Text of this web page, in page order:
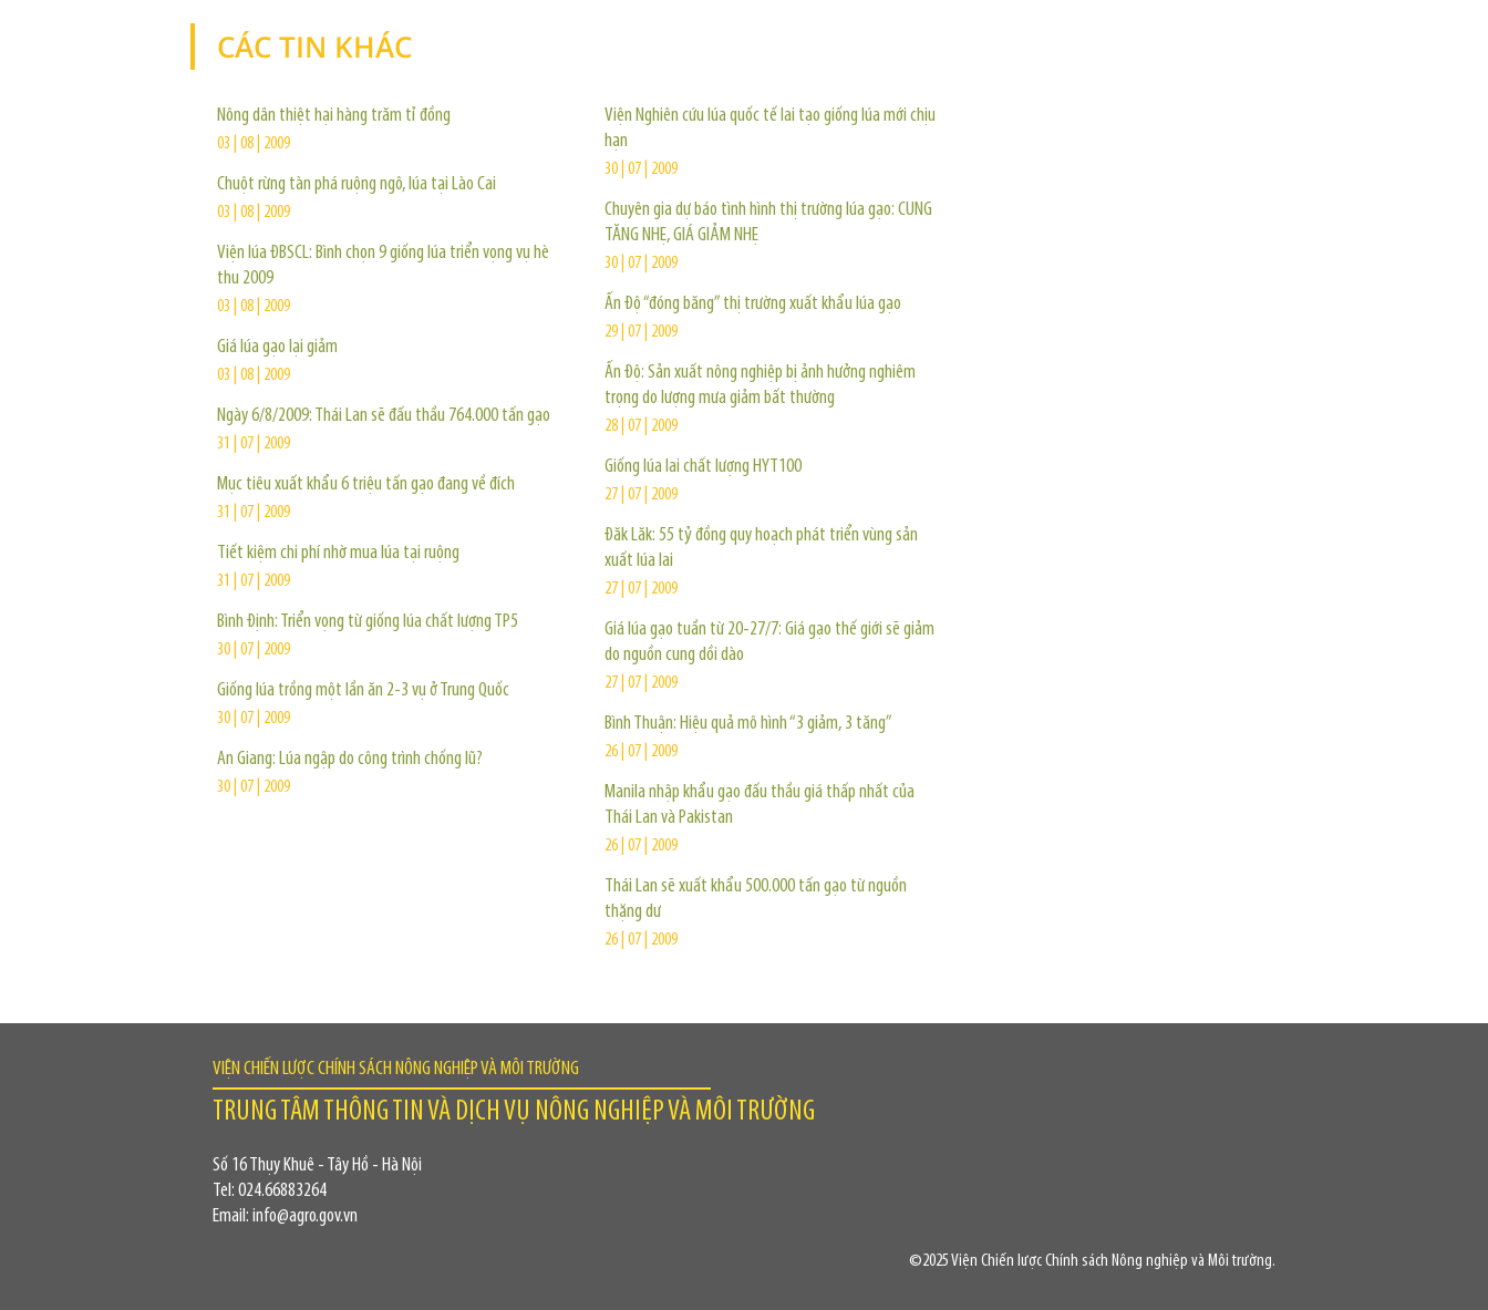
CÁC TIN KHÁC
Nông dân thiệt hại hàng trăm tỉ đồng
03 | 08 | 2009
Chuột rừng tàn phá ruộng ngô, lúa tại Lào Cai
03 | 08 | 2009
Viện lúa ĐBSCL: Bình chọn 9 giống lúa triển vọng vụ hè
thu 2009
03 | 08 | 2009
Giá lúa gạo lại giảm
03 | 08 | 2009
Ngày 6/8/2009: Thái Lan sẽ đấu thầu 764.000 tấn gạo
31 | 07 | 2009
Mục tiêu xuất khẩu 6 triệu tấn gạo đang về đích
31 | 07 | 2009
Tiết kiệm chi phí nhờ mua lúa tại ruộng
31 | 07 | 2009
Bình Định: Triển vọng từ giống lúa chất lượng TP5
30 | 07 | 2009
Giống lúa trồng một lần ăn 2-3 vụ ở Trung Quốc
30 | 07 | 2009
An Giang: Lúa ngập do công trình chống lũ?
30 | 07 | 2009
Viện Nghiên cứu lúa quốc tế lai tạo giống lúa mới chịu
hạn
30 | 07 | 2009
Chuyên gia dự báo tình hình thị trường lúa gạo: CUNG
TĂNG NHẸ, GIÁ GIẢM NHẸ
30 | 07 | 2009
Ấn Độ “đóng băng” thị trường xuất khẩu lúa gạo
29 | 07 | 2009
Ấn Độ: Sản xuất nông nghiệp bị ảnh hưởng nghiêm
trọng do lượng mưa giảm bất thường
28 | 07 | 2009
Giống lúa lai chất lượng HYT100
27 | 07 | 2009
Đăk Lăk: 55 tỷ đồng quy hoạch phát triển vùng sản
xuất lúa lai
27 | 07 | 2009
Giá lúa gạo tuần từ 20-27/7: Giá gạo thế giới sẽ giảm
do nguồn cung dồi dào
27 | 07 | 2009
Bình Thuận: Hiệu quả mô hình “3 giảm, 3 tăng”
26 | 07 | 2009
Manila nhập khẩu gạo đấu thầu giá thấp nhất của
Thái Lan và Pakistan
26 | 07 | 2009
Thái Lan sẽ xuất khẩu 500.000 tấn gạo từ nguồn
thặng dư
26 | 07 | 2009
VIỆN CHIẾN LƯỢC CHÍNH SÁCH NÔNG NGHIỆP VÀ MÔI TRƯỜNG
TRUNG TÂM THÔNG TIN VÀ DỊCH VỤ NÔNG NGHIỆP VÀ MÔI TRƯỜNG
Số 16 Thụy Khuê - Tây Hồ - Hà Nội
Tel: 024.66883264
Email: info@agro.gov.vn
©2025 Viện Chiến lược Chính sách Nông nghiệp và Môi trường.